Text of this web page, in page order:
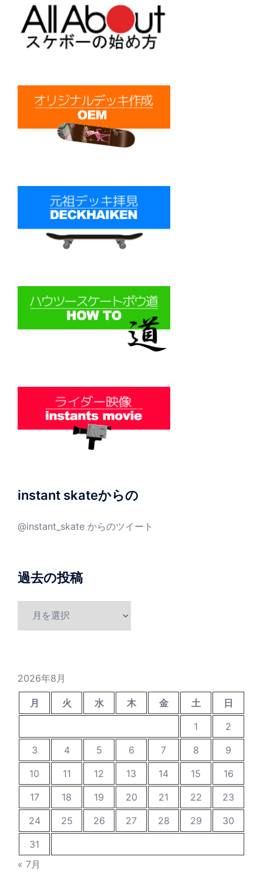
instant skateからの
@instant_skate からのツイート
過去の投稿
2026年8月
月 火 水 木 金 土
日
1
2
3
4 5 6 7 8
9
10
11 12 13 14 15
16
17
18 19 20 21 22
23
24
25 26 27 28 29
30
31
« 7月